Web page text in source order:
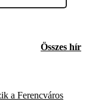
Összes hír
a Ferencváros